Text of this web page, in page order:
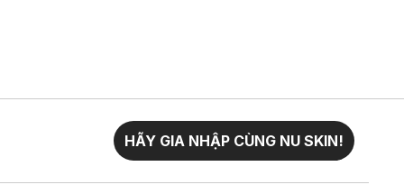
HÃY GIA NHẬP CÙNG NU SKIN!